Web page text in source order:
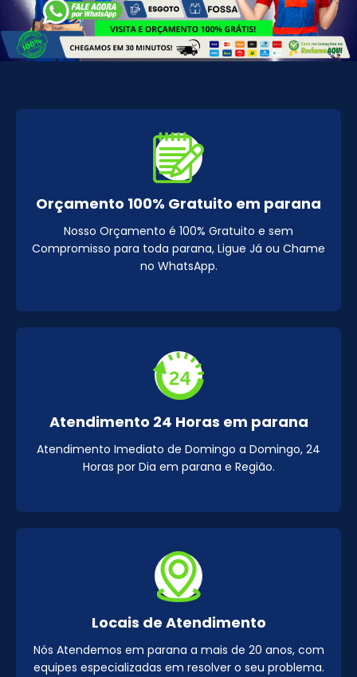
Orçamento 100% Gratuito em parana
Nosso Orçamento é 100% Gratuito e sem
Compromisso para toda parana, Ligue Já ou Chame
no WhatsApp.
Atendimento 24 Horas em parana
Atendimento Imediato de Domingo a Domingo, 24
Horas por Dia em parana e Região.
Locais de Atendimento
Nós Atendemos em parana a mais de 20 anos, com
equipes especializadas em resolver o seu problema.